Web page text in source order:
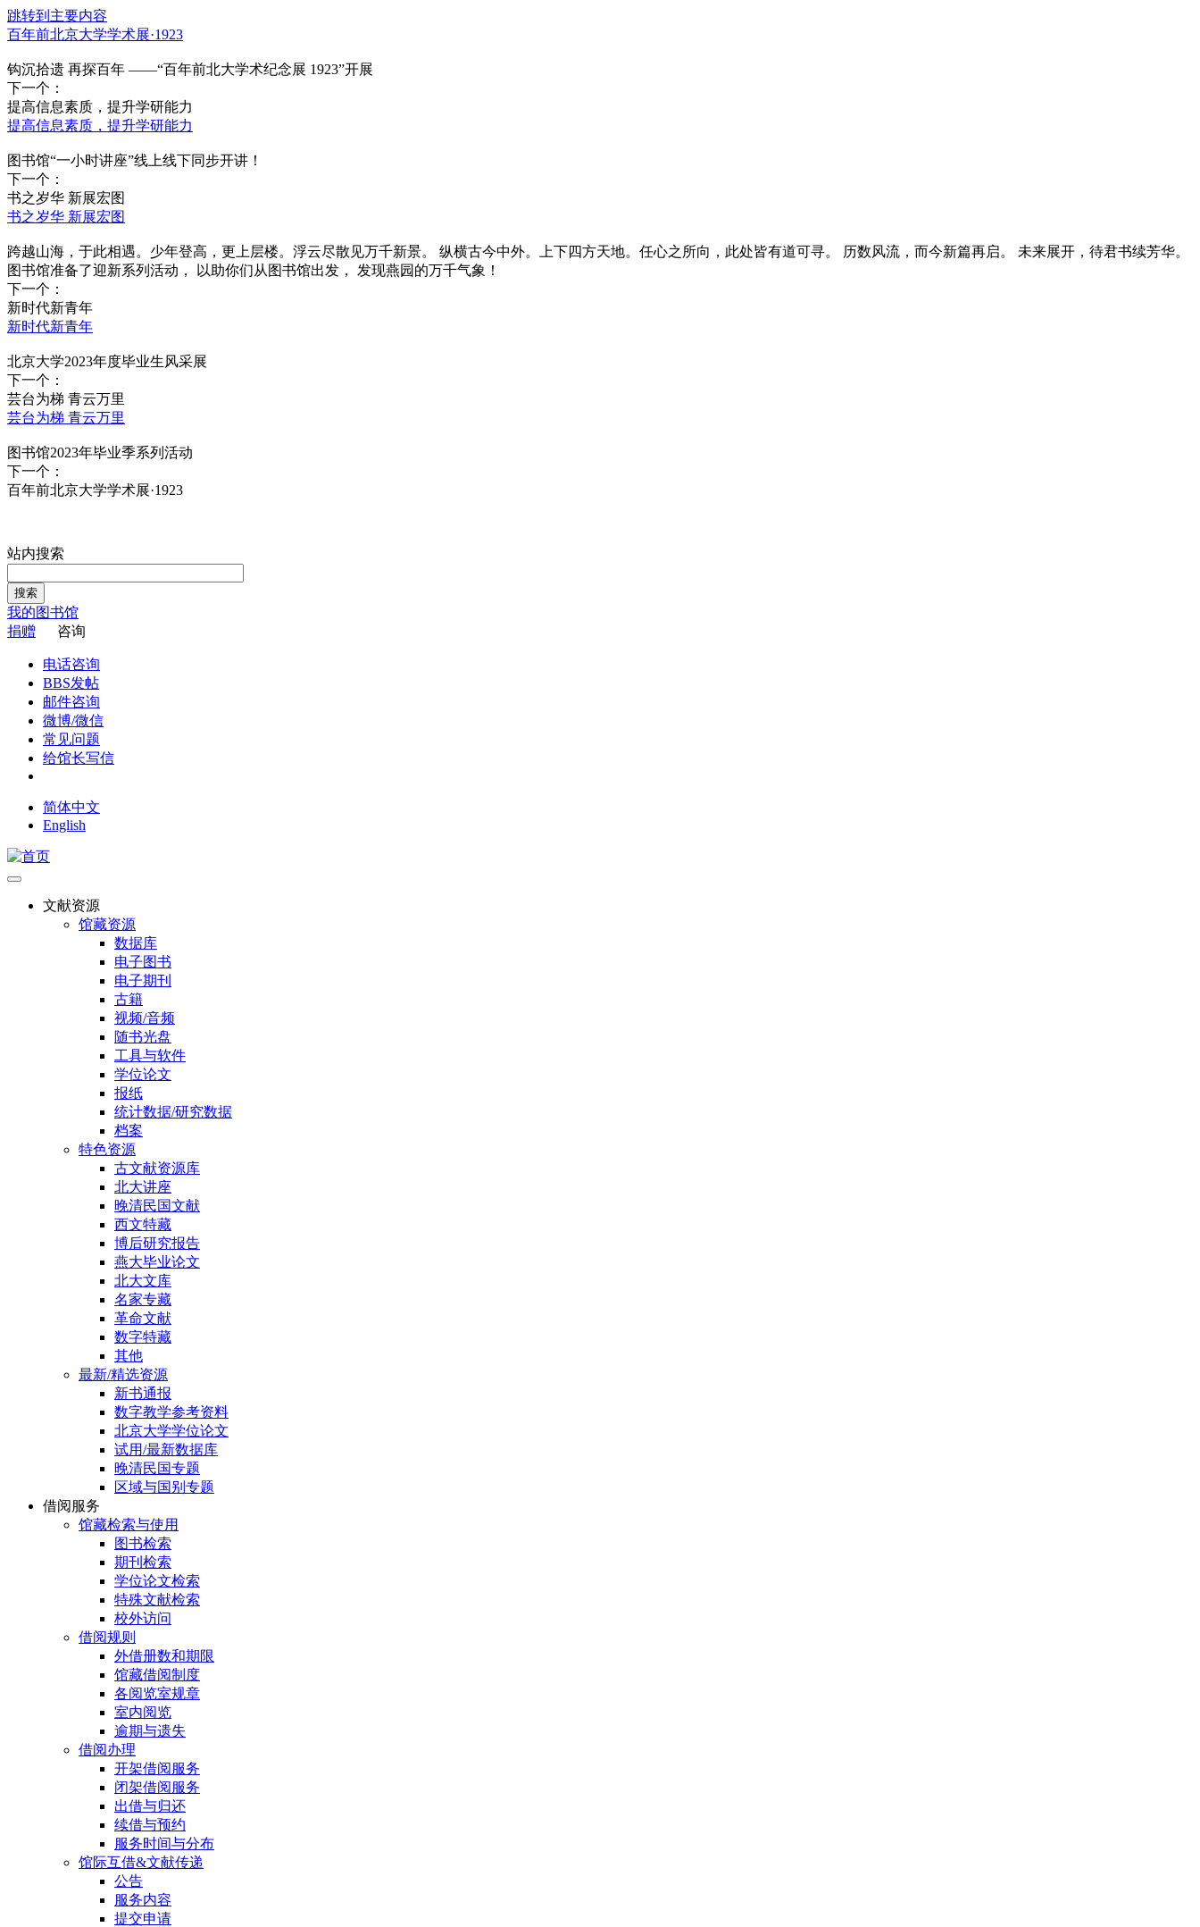
跳转到主要内容
百年前北京大学学术展·1923
钩沉拾遗 再探百年 ——“百年前北大学术纪念展 1923”开展
下一个：
提高信息素质，提升学研能力
提高信息素质，提升学研能力
图书馆“一小时讲座”线上线下同步开讲！
下一个：
书之岁华 新展宏图
书之岁华 新展宏图
跨越山海，于此相遇。少年登高，更上层楼。浮云尽散见万千新景。 纵横古今中外。上下四方天地。任心之所向，此处皆有道可寻。 历数风流，而今新篇再启。 未来展开，待君书续芳华。
图书馆准备了迎新系列活动， 以助你们从图书馆出发， 发现燕园的万千气象！
下一个：
新时代新青年
新时代新青年
北京大学2023年度毕业生风采展
下一个：
芸台为梯 青云万里
芸台为梯 青云万里
图书馆2023年毕业季系列活动
下一个：
百年前北京大学学术展·1923
站内搜索
搜索
我的图书馆
捐赠
咨询
电话咨询
BBS发帖
邮件咨询
微博/微信
常见问题
给馆长写信
简体中文
English
文献资源
馆藏资源
数据库
电子图书
电子期刊
古籍
视频/音频
随书光盘
工具与软件
学位论文
报纸
统计数据/研究数据
档案
特色资源
古文献资源库
北大讲座
晚清民国文献
西文特藏
博后研究报告
燕大毕业论文
北大文库
名家专藏
革命文献
数字特藏
其他
最新/精选资源
新书通报
数字教学参考资料
北京大学学位论文
试用/最新数据库
晚清民国专题
区域与国别专题
借阅服务
馆藏检索与使用
图书检索
期刊检索
学位论文检索
特殊文献检索
校外访问
借阅规则
外借册数和期限
馆藏借阅制度
各阅览室规章
室内阅览
逾期与遗失
借阅办理
开架借阅服务
闭架借阅服务
出借与归还
续借与预约
服务时间与分布
馆际互借&文献传递
公告
服务内容
提交申请